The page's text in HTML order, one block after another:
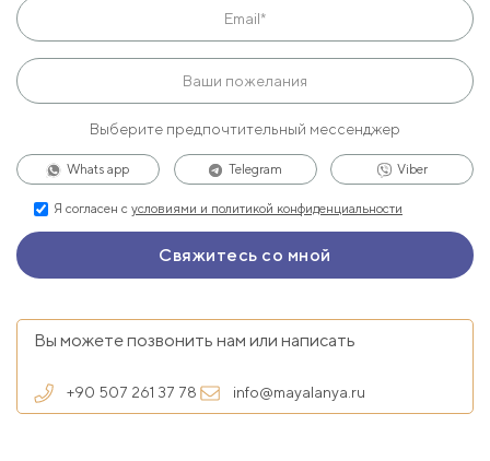
Выберите предпочтительный мессенджер
Whats app Telegram Viber
Я согласен с условиями и политикой конфиденциальности
Вы можете позвонить нам или написать
+90 507 261 37 78 info@mayalanya.ru